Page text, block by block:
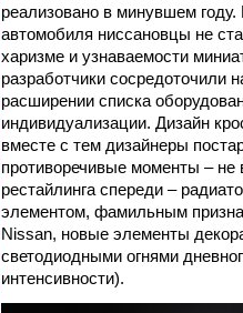
реализовано в минувшем
автомобиля ниссановцы не
харизме и узнаваемости
разработчики сосредоточили
расширении списка
индивидуализации. Дизайн
вместе с тем дизайнеры
противоречивые моменты –
рестайлинга спереди –
элементом, фамильным
Nissan, новые элементы
светодиодными огнями
интенсивности).